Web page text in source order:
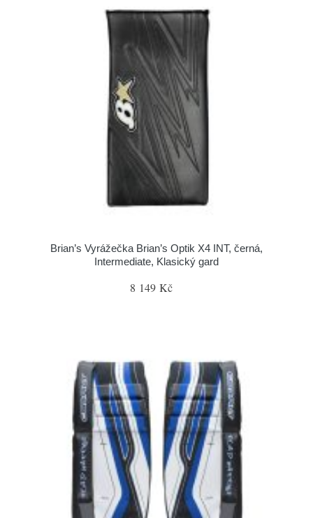
Brian’s Vyrážečka Brian’s Optik X4 INT, černá,
Intermediate, Klasický gard
8 149 Kč